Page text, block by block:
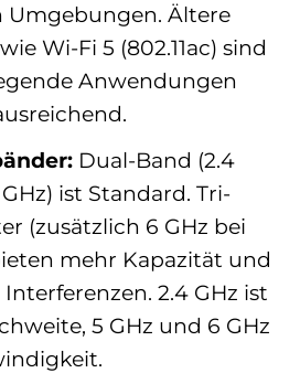
Umgebungen. Ältere
Wi-Fi 5 (802.11ac) sind
Anwendungen
Dual-Band (2.4
ist Standard. Tri-
(zusätzlich 6 GHz bei
mehr Kapazität und
2.4 GHz ist
5 GHz und 6 GHz